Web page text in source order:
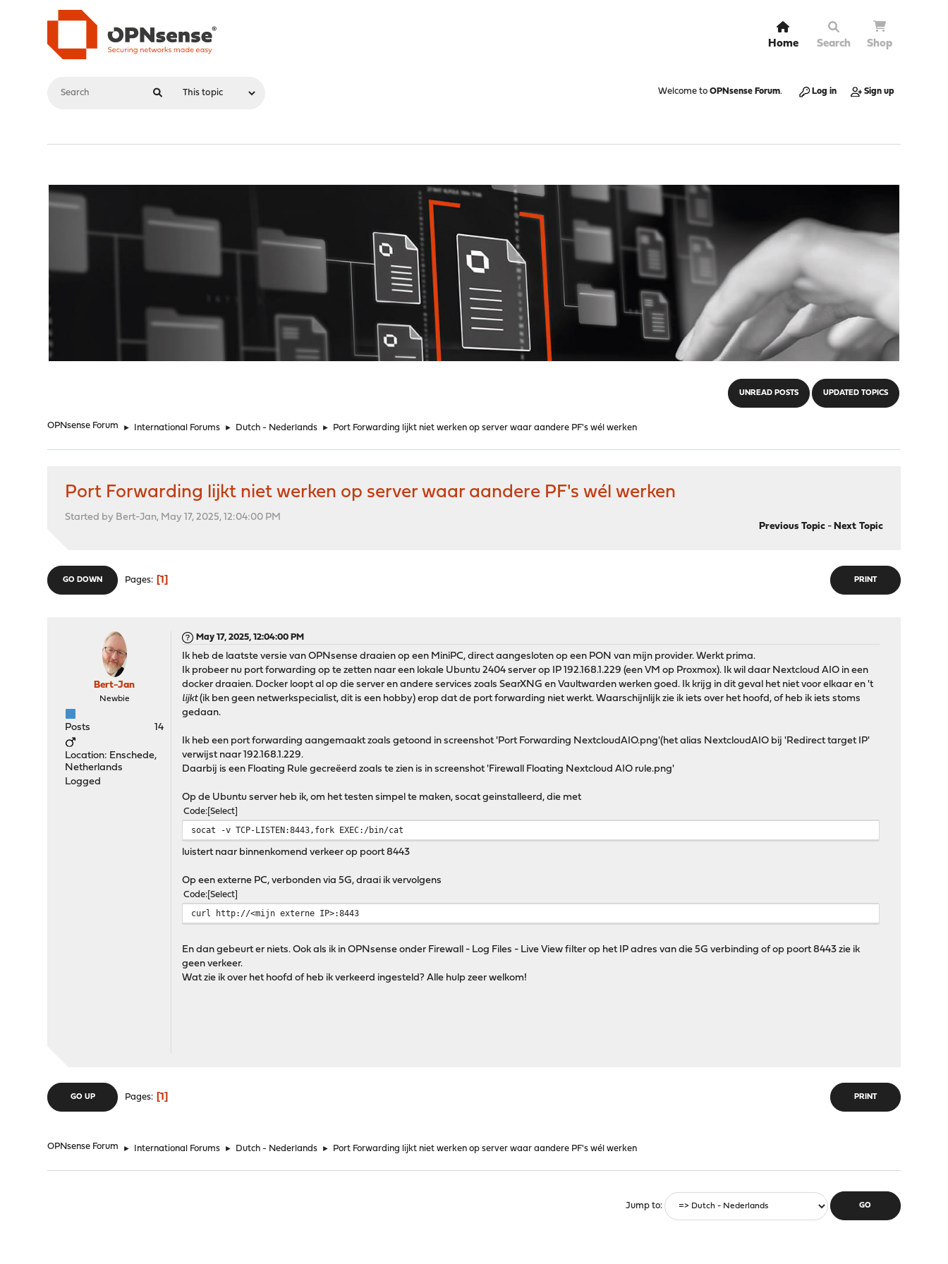
Home Search Shop
Welcome to OPNsense Forum. Log in Sign up
UNREAD POSTS UPDATED TOPICS
OPNsense Forum ► International Forums ► Dutch - Nederlands ► Port Forwarding lijkt niet werken op server waar aandere PF's wél werken
Port Forwarding lijkt niet werken op server waar aandere PF's wél werken
Started by Bert-Jan, May 17, 2025, 12:04:00 PM
Previous Topic- Next Topic
PRINT
GO DOWN Pages 1
Bert-Jan
Newbie
Posts 14
Location: Enschede,
Netherlands
Logged
May 17, 2025, 12:04:00 PM
Ik heb de laatste versie van OPNsense draaien op een MiniPC, direct aangesloten op een PON van mijn provider. Werkt prima.
Ik probeer nu port forwarding op te zetten naar een lokale Ubuntu 2404 server op IP 192.168.1.229 (een VM op Proxmox). Ik wil daar Nextcloud AIO in een
docker draaien. Docker loopt al op die server en andere services zoals SearXNG en Vaultwarden werken goed. Ik krijg in dit geval het niet voor elkaar en 't
lijkt(ik ben geen netwerkspecialist, dit is een hobby) erop dat de port forwarding niet werkt. Waarschijnlijk zie ik iets over het hoofd, of heb ik iets stoms
gedaan.
Ik heb een port forwarding aangemaakt zoals getoond in screenshot 'Port Forwarding NextcloudAIO.png'(het alias NextcloudAIO bij 'Redirect target IP'
verwijst naar 192.168.1.229.
Daarbij is een Floating Rule gecreëerd zoals te zien is in screenshot 'Firewall Floating Nextcloud AIO rule.png'
Op de Ubuntu server heb ik, om het testen simpel te maken, socat geinstalleerd, die met
Code Select
socat -v TCP-LISTEN:8443,fork EXEC:/bin/cat
luistert naar binnenkomend verkeer op poort 8443
Op een externe PC, verbonden via 5G, draai ik vervolgens
Code Select
curl http://<mijn externe IP>:8443
En dan gebeurt er niets. Ook als ik in OPNsense onder Firewall - Log Files - Live View filter op het IP adres van die 5G verbinding of op poort 8443 zie ik
geen verkeer.
Wat zie ik over het hoofd of heb ik verkeerd ingesteld? Alle hulp zeer welkom!
PRINT
GO UP Pages 1
OPNsense Forum ► International Forums ► Dutch - Nederlands ► Port Forwarding lijkt niet werken op server waar aandere PF's wél werken
Jump to